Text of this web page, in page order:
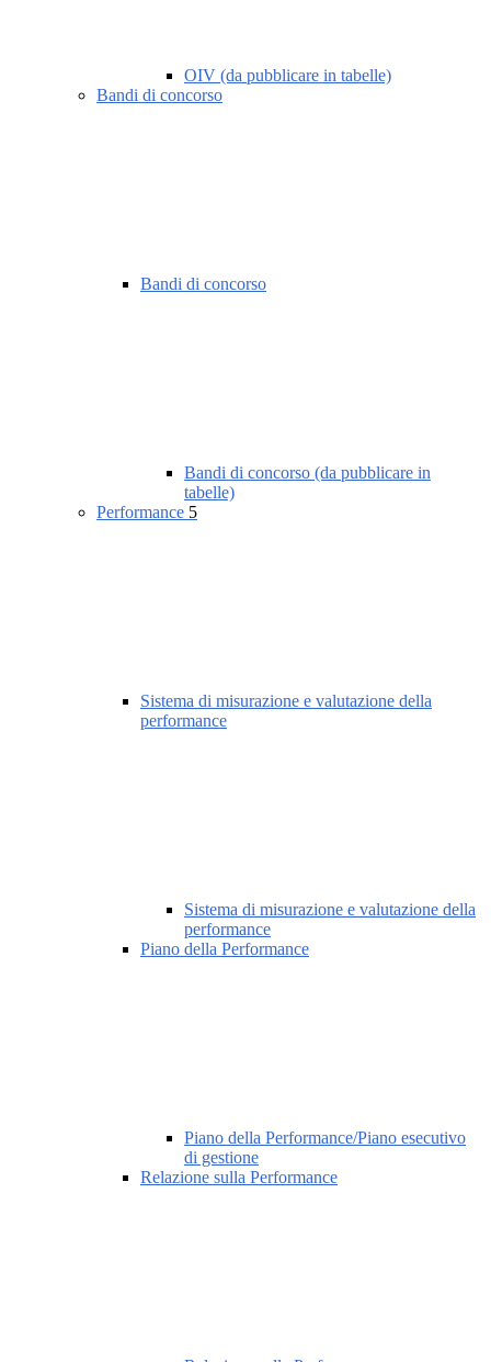
OIV (da pubblicare in tabelle)
Bandi di concorso
Bandi di concorso
Bandi di concorso (da pubblicare in
tabelle)
Performance 5
Sistema di misurazione e valutazione della
performance
Sistema di misurazione e valutazione della
performance
Piano della Performance
Piano della Performance/Piano esecutivo
di gestione
Relazione sulla Performance